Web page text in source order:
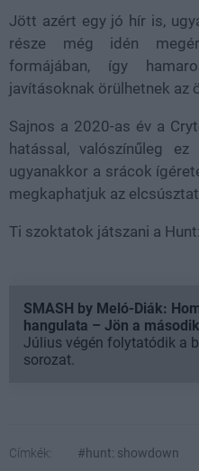
Jött azért egy jó hír is,
része még idén
formájában, így
javításoknak örülhetnek az
Sajnos a 2020-as év a
hatással, valószínűleg
ugyanakkor a srácok
megkaphatjuk az
Ti szoktatok játszani a
SMASH by Meló-Diák:
hangulata – Jön a
Július végén folytatódik a
sorozat.
Címkék: #hunt: showdown